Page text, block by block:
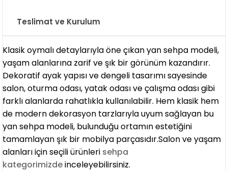
Teslimat ve Kurulum
Klasik oymalı detaylarıyla öne çıkan yan sehpa modeli,
yaşam alanlarına zarif ve şık bir görünüm kazandırır.
Dekoratif ayak yapısı ve dengeli tasarımı sayesinde
salon, oturma odası, yatak odası ve çalışma odası gibi
farklı alanlarda rahatlıkla kullanılabilir. Hem klasik hem
de modern dekorasyon tarzlarıyla uyum sağlayan bu
yan sehpa modeli, bulunduğu ortamın estetiğini
tamamlayan şık bir mobilya parçasıdır.Salon ve yaşam
alanları için seçili ürünleri sehpa
kategorimizdeinceleyebilirsiniz.